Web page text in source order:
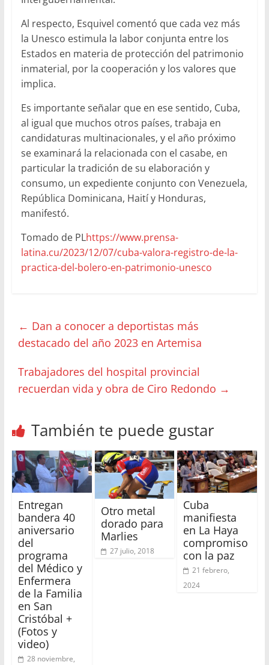
Al respecto, Esquivel comentó que cada vez más
la Unesco estimula la labor conjunta entre los
Estados en materia de protección del patrimonio
inmaterial, por la cooperación y los valores que
implica.
Es importante señalar que en ese sentido, Cuba,
al igual que muchos otros países, trabaja en
candidaturas multinacionales, y el año próximo
se examinará la relacionada con el casabe, en
particular la tradición de su elaboración y
consumo, un expediente conjunto con Venezuela,
República Dominicana, Haití y Honduras,
manifestó.
Tomado de PLhttps://www.prensa-
latina.cu/2023/12/07/cuba-valora-registro-de-la-
practica-del-bolero-en-patrimonio-unesco
← Dan a conocer a deportistas más
destacado del año 2023 en Artemisa
Trabajadores del hospital provincial
recuerdan vida y obra de Ciro Redondo →
También te puede gustar
Entregan
bandera 40
aniversario
del
programa
del Médico y
Enfermera
de la Familia
en San
Cristóbal +
(Fotos y
video)
28 noviembre,
Otro metal
dorado para
Marlies
27 julio, 2018
Cuba
manifiesta
en La Haya
compromiso
con la paz
21 febrero,
2024